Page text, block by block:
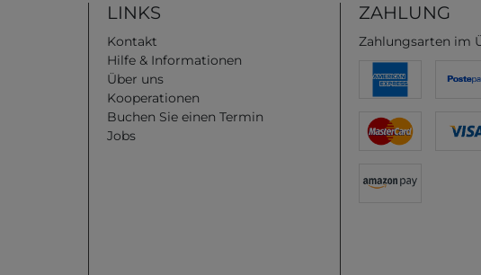
LINKS
Kontakt
Hilfe & Informationen
Über uns
Kooperationen
Buchen Sie einen Termin
Jobs
ZAHLUNG
Zahlungsarten im